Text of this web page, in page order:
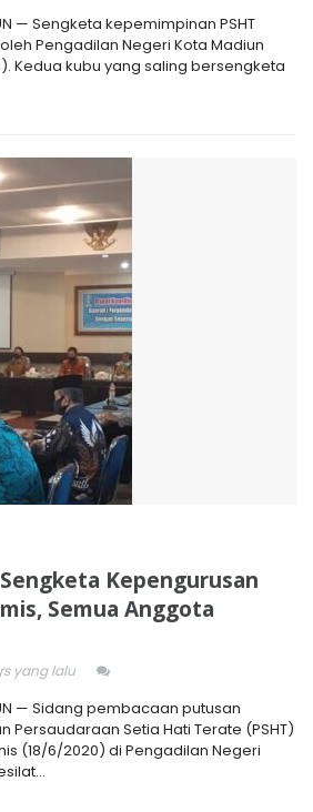
— Sengketa kepemimpinan PSHT
Pengadilan Negeri Kota Madiun
Kedua kubu yang saling bersengketa
Kepengurusan
Semua Anggota
yang lalu
— Sidang pembacaan putusan
Persaudaraan Setia Hati Terate (PSHT)
(18/6/2020) di Pengadilan Negeri